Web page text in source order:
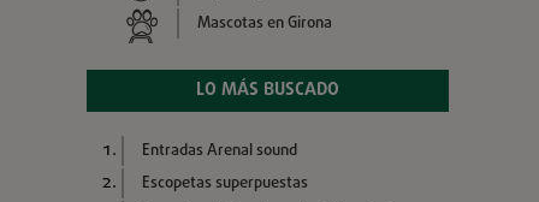
Mascotas en Girona
LO MÁS BUSCADO
Entradas Arenal sound
Escopetas superpuestas